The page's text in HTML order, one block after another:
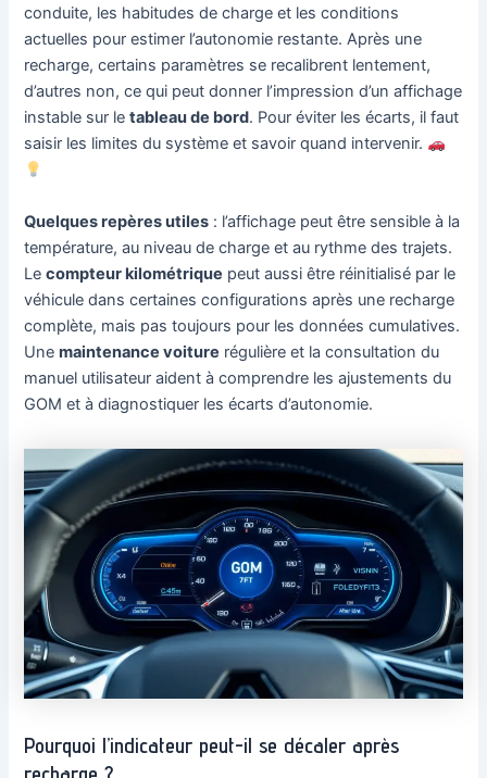
conduite, les habitudes de charge et les conditions
actuelles pour estimer l’autonomie restante. Après une
recharge, certains paramètres se recalibrent lentement,
d’autres non, ce qui peut donner l’impression d’un affichage
instable sur letableau de bord. Pour éviter les écarts, il faut
saisir les limites du système et savoir quand intervenir.
Quelques repères utiles : l’affichage peut être sensible à la
température, au niveau de charge et au rythme des trajets.
Lecompteur kilométrique peut aussi être réinitialisé par le
véhicule dans certaines configurations après une recharge
complète, mais pas toujours pour les données cumulatives.
Unemaintenance voiture régulière et la consultation du
manuel utilisateur aident à comprendre les ajustements du
GOM et à diagnostiquer les écarts d’autonomie.
Pourquoi l’indicateur peut-il se décaler après